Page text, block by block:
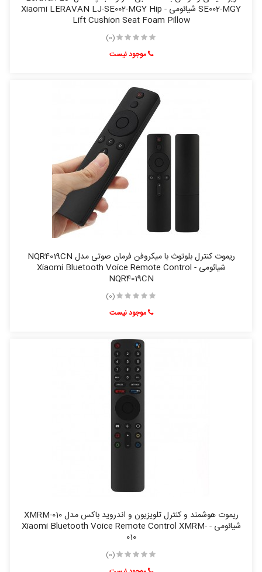
SE002-MGY شیائومی - Xiaomi LERAVAN LJ-SE002-MGY Hip
Lift Cushion Seat Foam Pillow
(0)
موجود نیست
ریموت کنترل بلوتوث با میکروفن فرمان صوتی مدل NQR4019CN
شیائومی - Xiaomi Bluetooth Voice Remote Control
NQR4019CN
(0)
موجود نیست
ریموت هوشمند و کنترل تلویزیون و اندروید باکس مدل XMRM-010
شیائومی - Xiaomi Bluetooth Voice Remote Control XMRM-
010
(0)